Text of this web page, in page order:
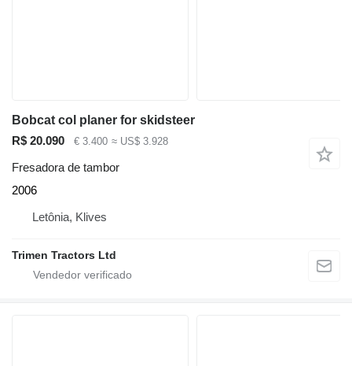
Bobcat col planer for skidsteer
R$ 20.090
€ 3.400 ≈ US$ 3.928
Fresadora de tambor
2006
Letônia, Klives
Trimen Tractors Ltd